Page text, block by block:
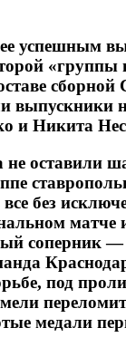
успешным
«группы
сборной
и Никита
оставили
все без
матче
соперник —
под
медали